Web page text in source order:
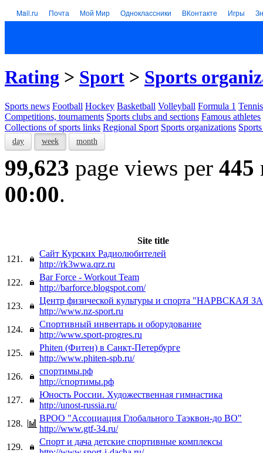
Mail.ru Почта Мой Мир Одноклассники ВКонтакте Игры
Rating > Sport > Sports
Sports news Football Hockey Basketball Volleyball Formula 1 Tennis
Competitions, tournaments Sports clubs and sections Famous athletes
Collections of sports links Regional Sport Sports organizations
day week month
99,623 page views per 445
00:00.
Site title
121.
Сайт Курских Радиолюбителей
http://rk3wwa.qrz.ru
122.
Bar Force - Workout Team
http://barforce.blogspot.com/
123.
Центр физической культуры и спорта "НАРВСКАЯ
http://www.nz-sport.ru
124.
Спортивный инвентарь и оборудование
http://www.sport-progres.ru
125.
Phiten (Фитен) в Санкт-Петербурге
http://www.phiten-spb.ru/
126.
спортимы.рф
http://спортимы.рф
127.
Юность России. Художественная гимнастика
http://unost-russia.ru/
128.
ВРОО "Ассоциация Глобального Таэквон-до ВО"
http://www.gtf-34.ru/
129.
Спорт и дача детские спортивные комплексы